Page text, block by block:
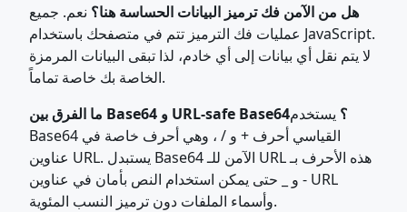
هل من الآمن فك ترميز البيانات الحساسة هنا؟ نعم. جميع
عمليات فك الترميز تتم في متصفحك باستخدام JavaScript.
لا يتم نقل أي بيانات إلى أي خادم، لذا تبقى البيانات المرمزة
الخاصة بك خاصة تماماً.
ما الفرق بين Base64 و URL-safe Base64؟ يستخدم
Base64 القياسي أحرف + و / ، وهي أحرف خاصة في
عناوين URL. يستبدل Base64 الآمن للـ URL هذه الأحرف بـ
- و _ حتى يمكن استخدام النص بأمان في عناوين URL
وأسماء الملفات دون ترميز النسب المئوية.